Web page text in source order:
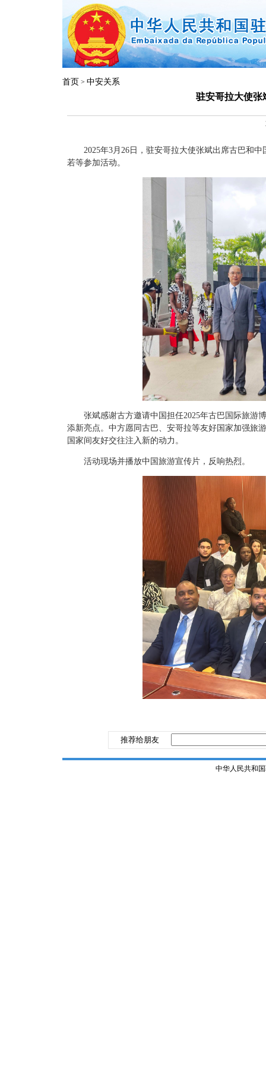
首页 > 中安关系
驻安哥拉大使张
2025年3月26日，驻安哥拉大使张斌出席古巴和
若等参加活动。
张斌感谢古方邀请中国担任2025年古巴国际旅游
添新亮点。中方愿同古巴、安哥拉等友好国家加强旅
国家间友好交往注入新的动力。
活动现场并播放中国旅游宣传片，反响热烈。
推荐给朋友
中华人民共和